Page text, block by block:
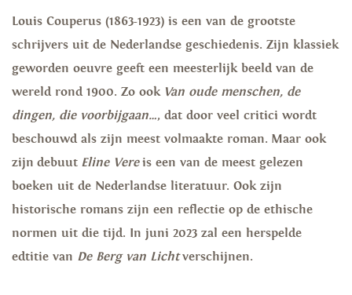
Louis Couperus (1863-1923) is een van de grootste
schrijvers uit de Nederlandse geschiedenis. Zijn klassiek
geworden oeuvre geeft een meesterlijk beeld van de
wereld rond 1900. Zo ook Van oude menschen, de
dingen, die voorbijgaan…, dat door veel critici wordt
beschouwd als zijn meest volmaakte roman. Maar ook
zijn debuut Eline Vereis een van de meest gelezen
boeken uit de Nederlandse literatuur. Ook zijn
historische romans zijn een reflectie op de ethische
normen uit die tijd. In juni 2023 zal een herspelde
edtitie van De Berg van Lichtverschijnen.